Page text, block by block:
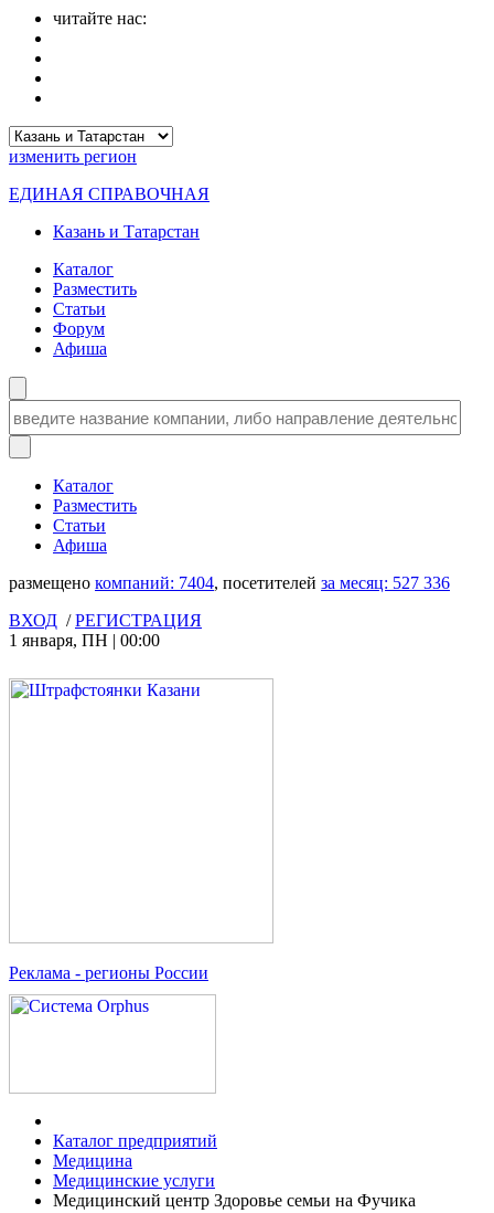
читайте нас:
изменить регион
ЕДИНАЯ СПРАВОЧНАЯ
Казань и Татарстан
Каталог
Разместить
Статьи
Форум
Афиша
Каталог
Разместить
Статьи
Афиша
размещено компаний: 7404, посетителей за месяц: 527 336
ВХОД /РЕГИСТРАЦИЯ
1 января, ПН | 00:00
Реклама - регионы России
Каталог предприятий
Медицина
Медицинские услуги
Медицинский центр Здоровье семьи на Фучика